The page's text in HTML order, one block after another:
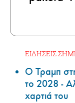
ΕΙΔΗΣΕΙΣ
Ο Τραμπ
το 2028 -
χαρτιά του